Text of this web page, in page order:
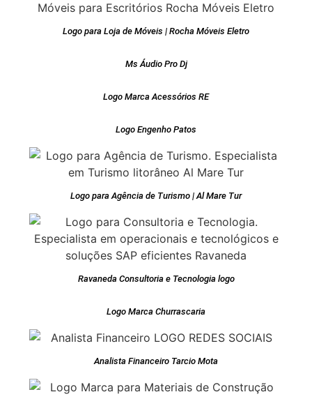
Logo para Loja de Móveis | Rocha Móveis Eletro
Ms Áudio Pro Dj
Logo Marca Acessórios RE
Logo Engenho Patos
Logo para Agência de Turismo | Al Mare Tur
Ravaneda Consultoria e Tecnologia logo
Logo Marca Churrascaria
Analista Financeiro Tarcio Mota